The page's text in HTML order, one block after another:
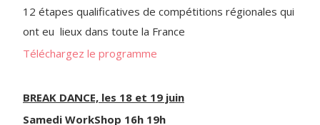
12 étapes qualificatives de compétitions régionales qui
ont eu lieux dans toute la France
Téléchargez le programme
BREAK DANCE, les 18 et 19 juin
Samedi WorkShop 16h 19h